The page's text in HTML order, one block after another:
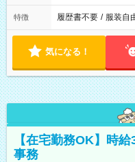
特徴 履歴書不要 / 服装自
気になる！
【在宅勤務OK】時
事務